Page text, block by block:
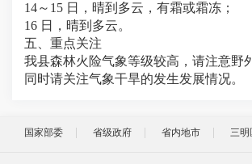
14～15 日，晴到多云，有霜或霜冻；
16 日，晴到多云。
五、重点关注
我县森林火险气象等级较高，请注意野
同时请关注气象干旱的发生发展情况。
国家部委 省级政府 省内地市 三明